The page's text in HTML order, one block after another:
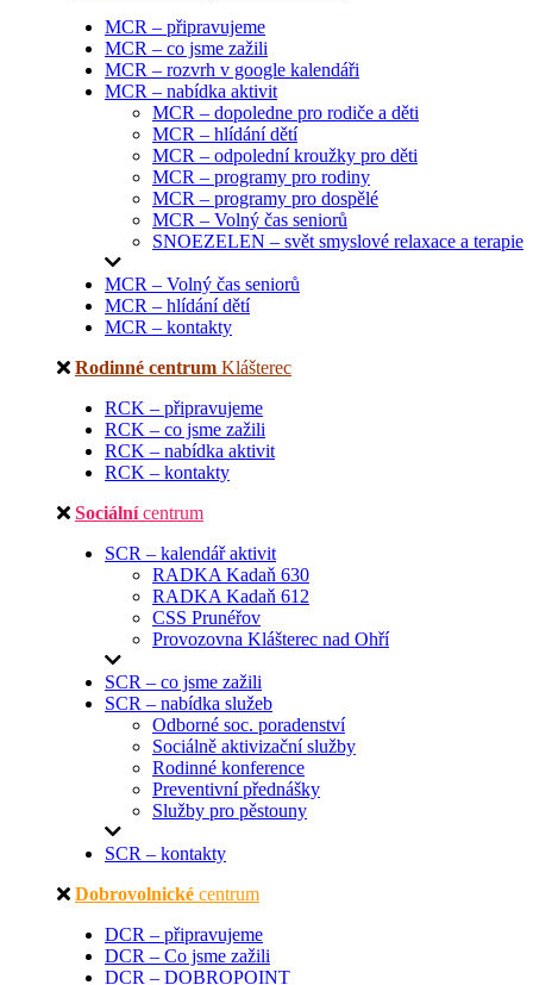
MCR – připravujeme
MCR – co jsme zažili
MCR – rozvrh v google kalendáři
MCR – nabídka aktivit
MCR – dopoledne pro rodiče a děti
MCR – hlídání dětí
MCR – odpolední kroužky pro děti
MCR – programy pro rodiny
MCR – programy pro dospělé
MCR – Volný čas seniorů
SNOEZELEN – svět smyslové relaxace a terapie
MCR – Volný čas seniorů
MCR – hlídání dětí
MCR – kontakty
Rodinné centrum Klášterec
RCK – připravujeme
RCK – co jsme zažili
RCK – nabídka aktivit
RCK – kontakty
Sociální centrum
SCR – kalendář aktivit
RADKA Kadaň 630
RADKA Kadaň 612
CSS Prunéřov
Provozovna Klášterec nad Ohří
SCR – co jsme zažili
SCR – nabídka služeb
Odborné soc. poradenství
Sociálně aktivizační služby
Rodinné konference
Preventivní přednášky
Služby pro pěstouny
SCR – kontakty
Dobrovolnické centrum
DCR – připravujeme
DCR – Co jsme zažili
DCR – DOBROPOINT